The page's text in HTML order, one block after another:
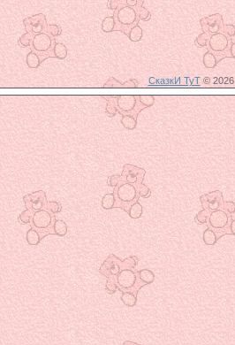
СказкИ ТуТ© 2026